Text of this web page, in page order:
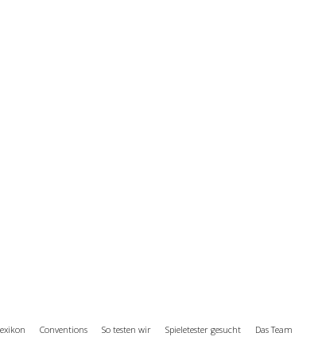
Conventions So testen wir Spieletester gesucht Das Team